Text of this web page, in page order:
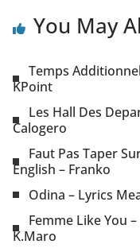
You May
Temps
KPoint
Les Hall Des
Calogero
Faut Pas Taper
English – Franko
Odina – Lyrics
Femme Like You
K.Maro